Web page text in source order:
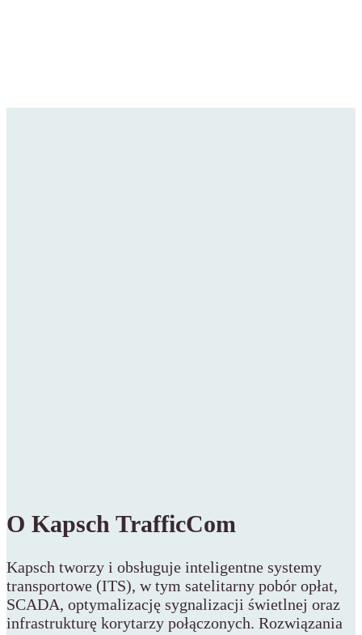
O Kapsch TrafficCom
Kapsch tworzy i obsługuje inteligentne systemy
transportowe (ITS), w tym satelitarny pobór opłat,
SCADA, optymalizację sygnalizacji świetlnej oraz
infrastrukturę korytarzy połączonych. Rozwiązania